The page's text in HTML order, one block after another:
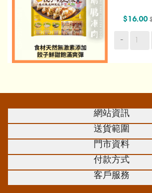
$16.00
-
網站資訊
送貨範圍
門市資料
付款方式
客戶服務